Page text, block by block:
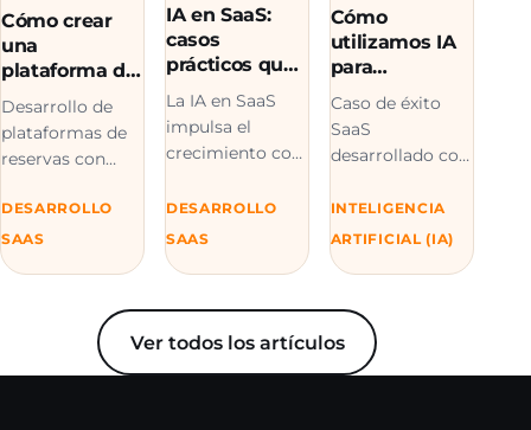
Cómo crear
una
plataforma de
reservas con
IA: caso real
de negocio
Desarrollo de
plataformas de
reservas con
una estimación a
Unimedia y
convierte tu idea
DESARROLLO
SAAS
IA en SaaS:
casos
prácticos que
crecimiento
del negocio
La IA en SaaS
impulsa el
crecimiento con
personalización
y flujos
inteligentes.
demo con
Unimedia.
DESARROLLO
SAAS
Cómo
utilizamos IA
para
desarrollar
una
plataforma
SaaS para
transporte
Caso de éxito
SaaS
desarrollado con
cómo Unimedia
creó Transitour
de forma más
eficiente.
Reserva una
llamada.
INTELIGENCIA
ARTIFICIAL (IA)
Ver todos los artículos